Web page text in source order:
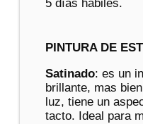
5 días hábiles.
PINTURA DE
Satinado: es un
brillante, mas
luz, tiene un
tacto. Ideal para